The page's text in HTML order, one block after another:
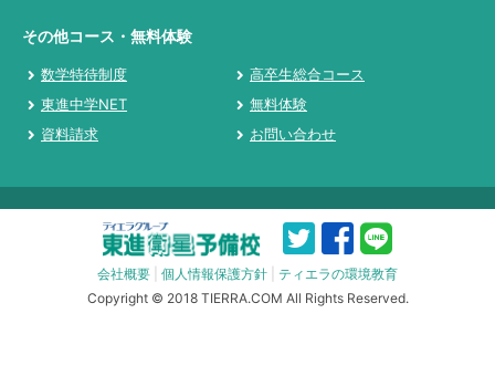
その他コース・無料体験
数学特待制度
高卒生総合コース
東進中学NET
無料体験
資料請求
お問い合わせ
会社概要 個人情報保護方針
ティエラの環境教育
Copyright © 2018 TIERRA.COM All Rights Reserved.